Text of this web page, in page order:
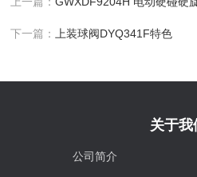
下一篇： 上装球阀DYQ341F特色
关于我
公司简介